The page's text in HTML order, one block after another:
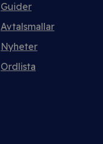
Guider
Avtalsmallar
Nyheter
Ordlista